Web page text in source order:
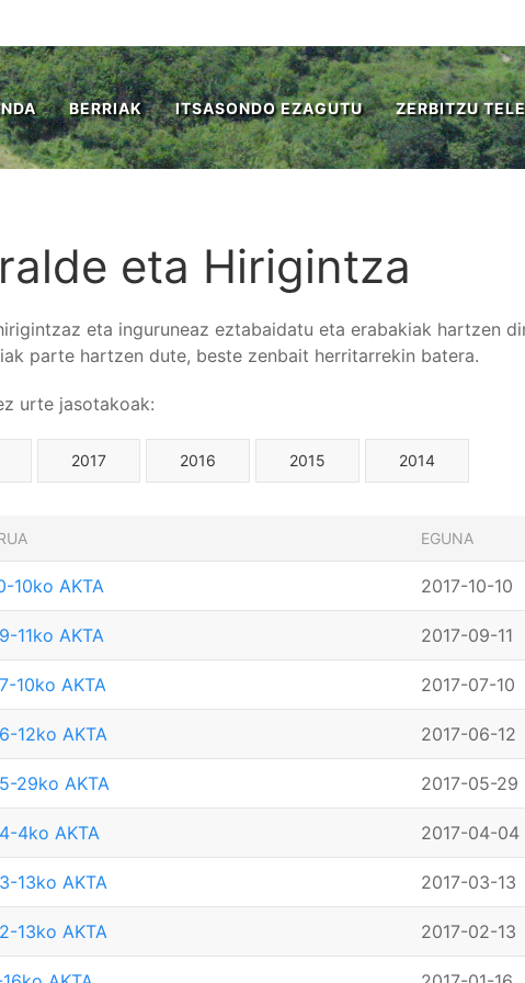
BERRIAK ITSASONDO EZAGUTU ZERBITZU
eta Hirigintza
eta inguruneaz eztabaidatu eta erabakiak hartzen
parte hartzen dute, beste zenbait herritarrekin batera.
urte jasotakoak:
2017 2016 2015 2014
EGUNA
10ko AKTA 2017-10-10
11ko AKTA 2017-09-11
10ko AKTA 2017-07-10
12ko AKTA 2017-06-12
29ko AKTA 2017-05-29
4ko AKTA 2017-04-04
13ko AKTA 2017-03-13
13ko AKTA 2017-02-13